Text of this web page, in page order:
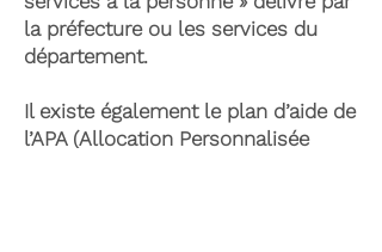
la préfecture ou les services du
département.
Il existe également le plan d’aide de
l’APA (Allocation Personnalisée